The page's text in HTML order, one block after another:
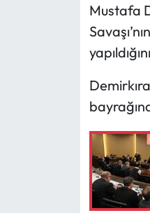
Mustafa
Laçin Haberleri
Mecitözü Haberleri
Ortaköy Haberleri
Osmancık Haberleri